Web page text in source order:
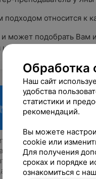
относится к
может подобрать Вам
телом.
Обработка
Наш сайт
удобства
статистики и
рекомендаций.
Вы можете
cookie или
Для получения
сроках и порядке
ознакомиться с